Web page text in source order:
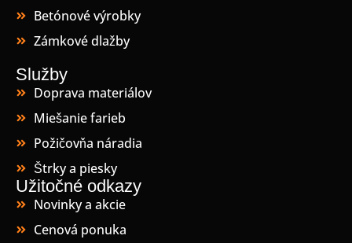
Betónové výrobky
Zámkové dlažby
Služby
Doprava materiálov
Miešanie farieb
Požičovňa náradia
Štrky a piesky
Užitočné odkazy
Novinky a akcie
Cenová ponuka